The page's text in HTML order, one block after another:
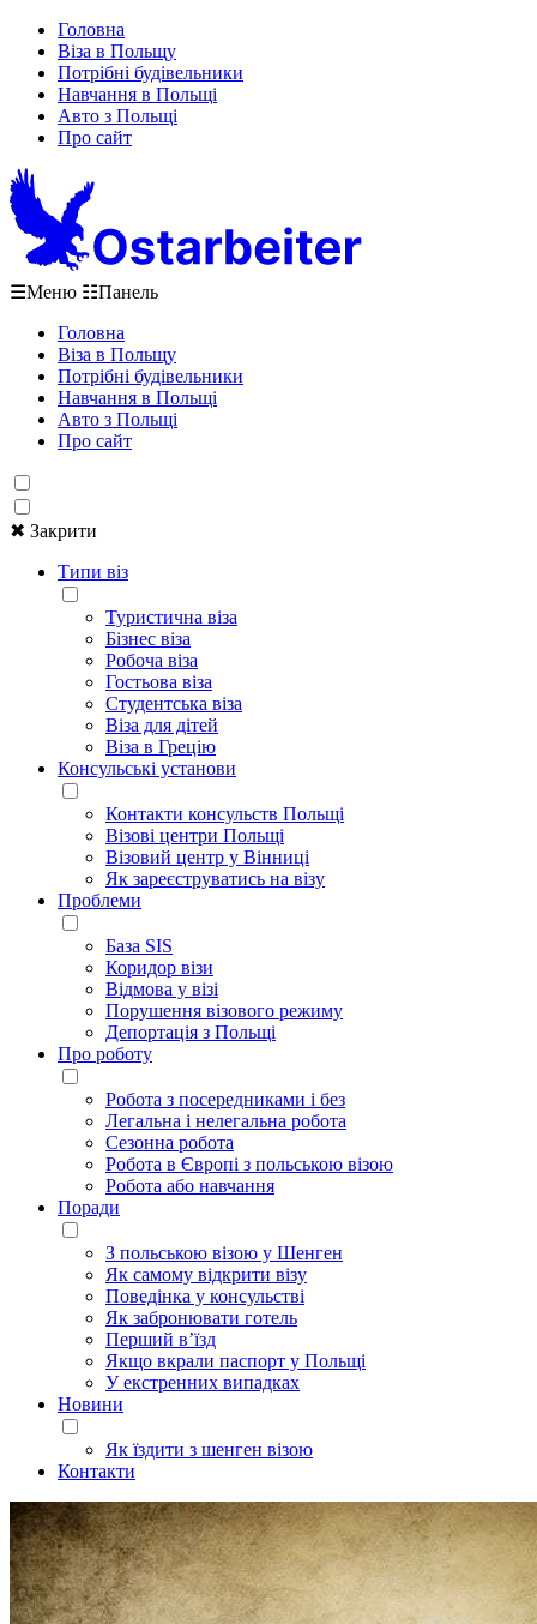
Головна
Віза в Польщу
Потрібні будівельники
Навчання в Польщі
Авто з Польщі
Про сайт
☰Меню ☷Панель
Головна
Віза в Польщу
Потрібні будівельники
Навчання в Польщі
Авто з Польщі
Про сайт
✖ Закрити
Типи віз
Туристична віза
Бізнес віза
Робоча віза
Гостьова віза
Студентська віза
Віза для дітей
Віза в Грецію
Консульські установи
Контакти консульств Польщі
Візові центри Польщі
Візовий центр у Вінниці
Як зареєструватись на візу
Проблеми
База SIS
Коридор візи
Відмова у візі
Порушення візового режиму
Депортація з Польщі
Про роботу
Робота з посередниками і без
Легальна і нелегальна робота
Сезонна робота
Робота в Європі з польською візою
Робота або навчання
Поради
З польською візою у Шенген
Як самому відкрити візу
Поведінка у консульстві
Як забронювати готель
Перший в’їзд
Якщо вкрали паспорт у Польщі
У екстренних випадках
Новини
Як їздити з шенген візою
Контакти